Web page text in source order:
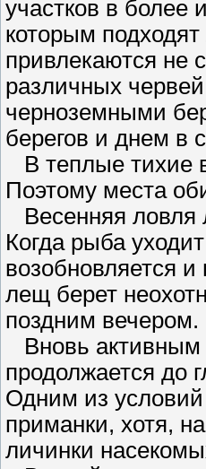
участков в более
которым
привлекаются не
различных
черноземными
берегов и днем в
В теплые тихие
Поэтому места
Весенняя ловля
Когда рыба
возобновляется
лещ берет
поздним вечером.
Вновь активным
продолжается до
Одним из
приманки, хотя,
личинки